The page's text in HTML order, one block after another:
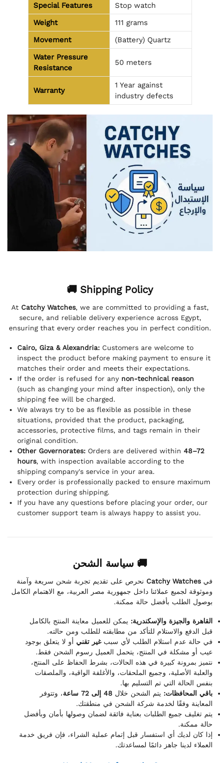
Special Features
Stop watch
Weight
111 grams
Movement
(Battery) Quartz
Water Pressure
Resistance
50 meters
Warranty
1 Year against
industry defects
🚚 Shipping Policy
At Catchy Watches, we are committed to providing a fast,
secure, and reliable delivery experience across Egypt,
ensuring that every order reaches you in perfect condition.
Cairo, Giza & Alexandria: Customers are welcome to
inspect the product before making payment to ensure it
matches their order and meets their expectations.
If the order is refused for any non-technical reason
(such as changing your mind after inspection), only the
shipping fee will be charged.
We always try to be as flexible as possible in these
situations, provided that the product, packaging,
accessories, protective films, and tags remain in their
original condition.
Other Governorates: Orders are delivered within 48–72
hours, with inspection available according to the
shipping company's service in your area.
Every order is professionally packed to ensure maximum
protection during shipping.
If you have any questions before placing your order, our
customer support team is always happy to assist you.
🚚 سياسة الشحن
فيCatchy Watches نحرص على تقديم تجربة شحن سريعة وآمنة
وموثوقة لجميع عملائنا داخل جمهورية مصر العربية، مع الاهتمام الكامل
بوصول الطلب بأفضل حالة ممكنة.
القاهرة والجيزة والإسكندرية: يمكن للعميل معاينة المنتج بالكامل
قبل الدفع والاستلام للتأكد من مطابقته للطلب ومن حالته.
في حالة عدم استلام الطلب لأي سببغير تقني أو لا يتعلق بوجود
عيب أو مشكلة في المنتج، يتحمل العميل رسوم الشحن فقط.
نتميز بمرونة كبيرة في هذه الحالات، بشرط الحفاظ على المنتج،
والعلبة الأصلية، وجميع الملحقات، والأغلفة الواقية، والملصقات
بنفس الحالة التي تم التسليم بها.
باقي المحافظات: يتم الشحن خلال 48 إلى 72 ساعة
، وتتوفر
المعاينة وفقًا لخدمة شركة الشحن في منطقتك.
يتم تغليف جميع الطلبات بعناية فائقة لضمان وصولها بأمان وبأفضل
حالة ممكنة.
إذا كان لديك أي استفسار قبل إتمام عملية الشراء، فإن فريق خدمة
العملاء لدينا جاهز دائمًا لمساعدتك.